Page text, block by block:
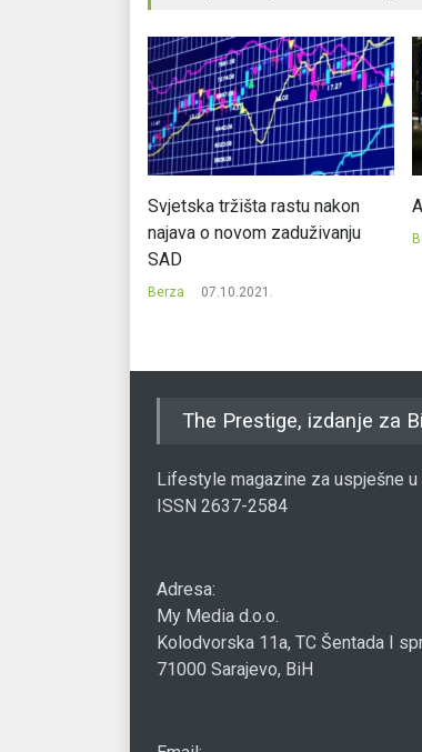
Azijske berze pale, dolar ojačao
Berza 19.01.2017.
The Prestige, izdanje za
Lifestyle magazine za uspješne
ISSN 2637-2584
Adresa:
My Media d.o.o.
Kolodvorska 11a, TC Šentada I
71000 Sarajevo, BiH